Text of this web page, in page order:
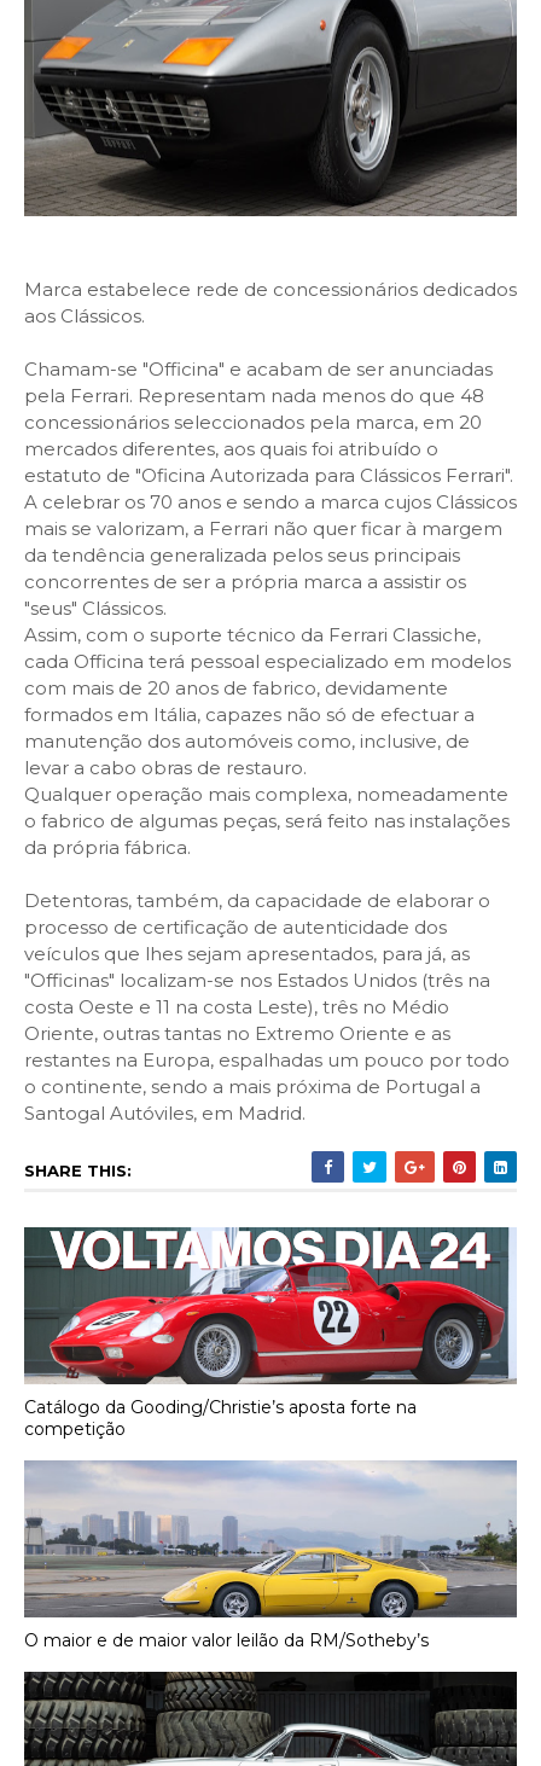
Marca estabelece rede de concessionários dedicados
aos Clássicos.
Chamam-se "Officina" e acabam de ser anunciadas
pela Ferrari. Representam nada menos do que 48
concessionários seleccionados pela marca, em 20
mercados diferentes, aos quais foi atribuído o
estatuto de "Oficina Autorizada para Clássicos Ferrari".
A celebrar os 70 anos e sendo a marca cujos Clássicos
mais se valorizam, a Ferrari não quer ficar à margem
da tendência generalizada pelos seus principais
concorrentes de ser a própria marca a assistir os
"seus" Clássicos.
Assim, com o suporte técnico da Ferrari Classiche,
cada Officina terá pessoal especializado em modelos
com mais de 20 anos de fabrico, devidamente
formados em Itália, capazes não só de efectuar a
manutenção dos automóveis como, inclusive, de
levar a cabo obras de restauro.
Qualquer operação mais complexa, nomeadamente
o fabrico de algumas peças, será feito nas instalações
da própria fábrica.
Detentoras, também, da capacidade de elaborar o
processo de certificação de autenticidade dos
veículos que lhes sejam apresentados, para já, as
"Officinas" localizam-se nos Estados Unidos (três na
costa Oeste e 11 na costa Leste), três no Médio
Oriente, outras tantas no Extremo Oriente e as
restantes na Europa, espalhadas um pouco por todo
o continente, sendo a mais próxima de Portugal a
Santogal Autóviles, em Madrid.
SHARE THIS:
Catálogo da Gooding/Christie’s aposta forte na
competição
O maior e de maior valor leilão da RM/Sotheby’s